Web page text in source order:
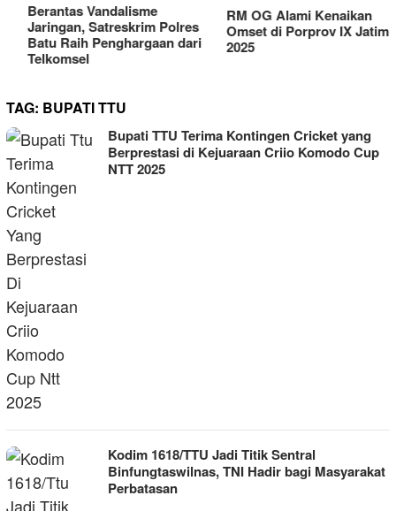
Berantas Vandalisme
Jaringan, Satreskrim Polres
Batu Raih Penghargaan dari
Telkomsel
TAG: BUPATI TTU
Bupati TTU Terima Kontingen Cricket yang
Berprestasi di Kejuaraan Criio Komodo Cup
NTT 2025
Kodim 1618/TTU Jadi Titik Sentral
Binfungtaswilnas, TNI Hadir bagi Masyarakat
Perbatasan